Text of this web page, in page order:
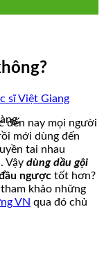
sĩ Việt Giang
đến nay mọi người
mới dùng đến
tai nhau
Vậy dùng dầu gội
ngược tốt hơn?
khảo những
VN qua đó chủ